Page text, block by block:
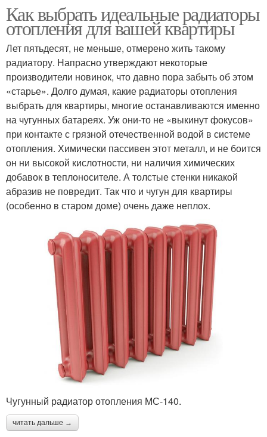
Как выбрать идеальные радиаторы
отопления для вашей квартиры
Лет пятьдесят, не меньше, отмерено жить такому
радиатору. Напрасно утверждают некоторые
производители новинок, что давно пора забыть об этом
«старье». Долго думая, какие радиаторы отопления
выбрать для квартиры, многие останавливаются именно
на чугунных батареях. Уж они-то не «выкинут фокусов»
при контакте с грязной отечественной водой в системе
отопления. Химически пассивен этот металл, и не боится
он ни высокой кислотности, ни наличия химических
добавок в теплоносителе. А толстые стенки никакой
абразив не повредит. Так что и чугун для квартиры
(особенно в старом доме) очень даже неплох.
Чугунный радиатор отопления МС-140.
читать дальше →